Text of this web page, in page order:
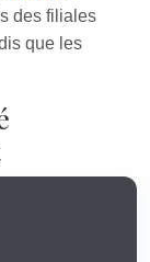
des filiales
que les